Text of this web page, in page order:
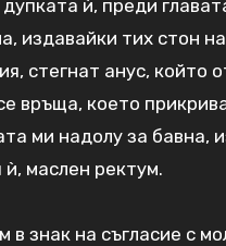
ѝ, преди
издавайки тих стон
стегнат анус, който
връща, което
ми надолу за бавна,
маслен ректум.
в знак на съгласие с